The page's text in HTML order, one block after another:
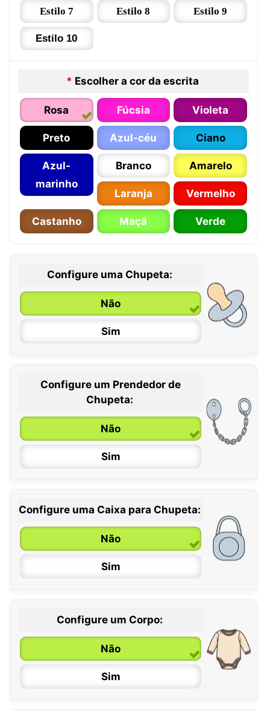
Estilo 7 Estilo 8 Estilo 9
Estilo 10
* Escolher a cor da escrita
Rosa Fúcsia Violeta
Preto Azul-céu Ciano
Azul-
marinho
Branco Amarelo
Laranja Vermelho
Castanho Maçã Verde
Configure uma Chupeta:
Não
Sim
0 / 6 meses
6 / 36 meses
Configure um Prendedor de
Chupeta:
Não
Sim
Configure uma Caixa para Chupeta:
Não
Sim
Configure um Corpo:
Não
Sim